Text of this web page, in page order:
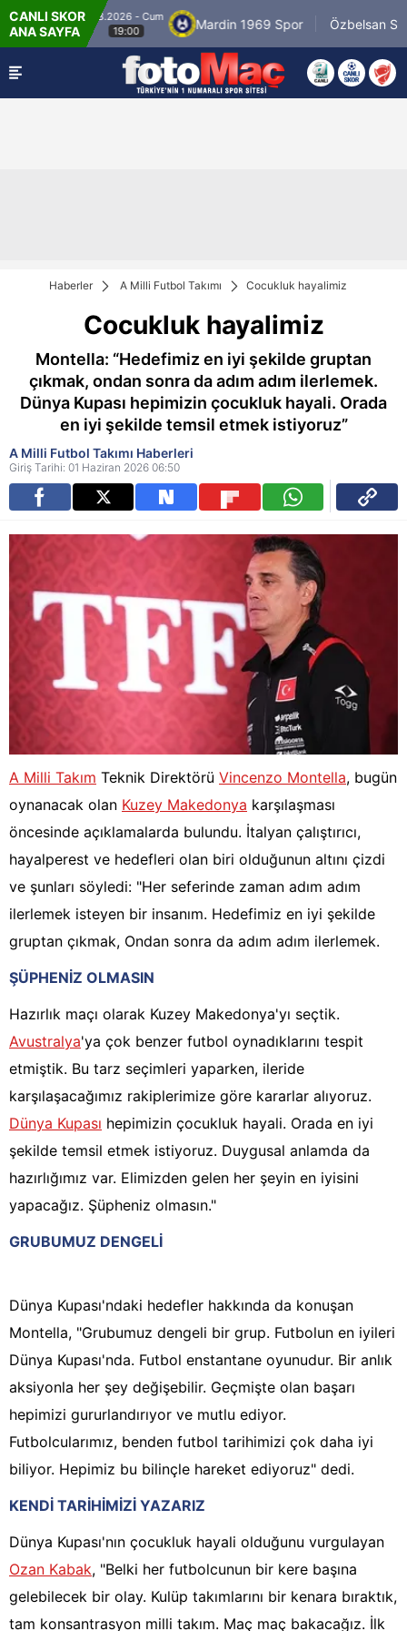
CANLI SKOR
ANA SAYFA
8.8.2026 - Cum
19:00
Mardin 1969 Spor Özbelsan
Haberler A Milli Futbol Takımı Cocukluk hayalimiz
Cocukluk hayalimiz
Montella: “Hedefimiz en iyi şekilde gruptan
çıkmak, ondan sonra da adım adım ilerlemek.
Dünya Kupası hepimizin çocukluk hayali. Orada
en iyi şekilde temsil etmek istiyoruz”
A Milli Futbol Takımı Haberleri
Giriş Tarihi: 01 Haziran 2026 06:50
A Milli Takım Teknik Direktörü Vincenzo Montella, bugün
oynanacak olan Kuzey Makedonya karşılaşması
öncesinde açıklamalarda bulundu. İtalyan çalıştırıcı,
hayalperest ve hedefleri olan biri olduğunun altını çizdi
ve şunları söyledi: "Her seferinde zaman adım adım
ilerlemek isteyen bir insanım. Hedefimiz en iyi şekilde
gruptan çıkmak, Ondan sonra da adım adım ilerlemek.
ŞÜPHENİZ OLMASIN
Hazırlık maçı olarak Kuzey Makedonya'yı seçtik.
Avustralya'ya çok benzer futbol oynadıklarını tespit
etmiştik. Bu tarz seçimleri yaparken, ileride
karşılaşacağımız rakiplerimize göre kararlar alıyoruz.
Dünya Kupası hepimizin çocukluk hayali. Orada en iyi
şekilde temsil etmek istiyoruz. Duygusal anlamda da
hazırlığımız var. Elimizden gelen her şeyin en iyisini
yapacağız. Şüpheniz olmasın."
GRUBUMUZ DENGELİ
Dünya Kupası'ndaki hedefler hakkında da konuşan
Montella, "Grubumuz dengeli bir grup. Futbolun en iyileri
Dünya Kupası'nda. Futbol enstantane oyunudur. Bir anlık
aksiyonla her şey değişebilir. Geçmişte olan başarı
hepimizi gururlandırıyor ve mutlu ediyor.
Futbolcularımız, benden futbol tarihimizi çok daha iyi
biliyor. Hepimiz bu bilinçle hareket ediyoruz" dedi.
KENDİ TARİHİMİZİ YAZARIZ
Dünya Kupası'nın çocukluk hayali olduğunu vurgulayan
Ozan Kabak, "Belki her futbolcunun bir kere başına
gelebilecek bir olay. Kulüp takımlarını bir kenara bıraktık,
tam konsantrasyon milli takım. Maç maç bakacağız. İlk